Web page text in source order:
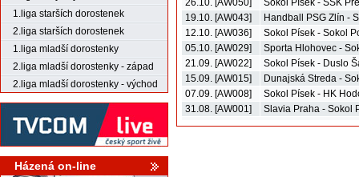
1.liga starších dorostenek
2.liga starších dorostenek
1.liga mladší dorostenky
2.liga mladší dorostenky - západ
2.liga mladší dorostenky - východ
Házená on-line
26.10. [AW050]
Sokol Písek - ŠŠK
19.10. [AW043]
Handball PSG Zlín -
12.10. [AW036]
Sokol Písek - Sokol
05.10. [AW029]
Sporta Hlohovec -
21.09. [AW022]
Sokol Písek - Duslo
15.09. [AW015]
Dunajská Streda -
07.09. [AW008]
Sokol Písek - HK
31.08. [AW001]
Slavia Praha - Sokol